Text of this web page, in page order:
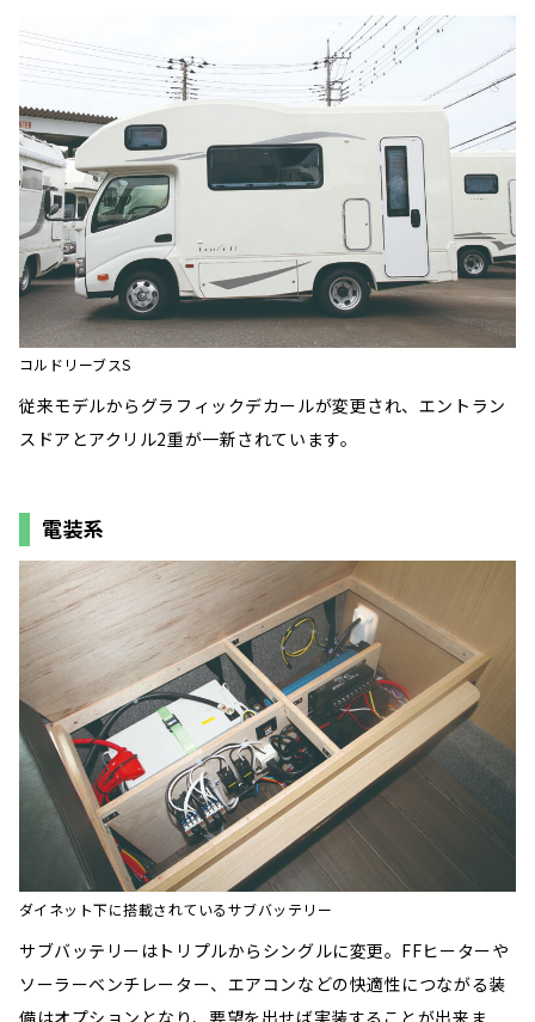
コルドリーブスS
従来モデルからグラフィックデカールが変更され、エントラン
スドアとアクリル2重が一新されています。
電装系
ダイネット下に搭載されているサブバッテリー
サブバッテリーはトリプルからシングルに変更。FFヒーターや
ソーラーベンチレーター、エアコンなどの快適性につながる装